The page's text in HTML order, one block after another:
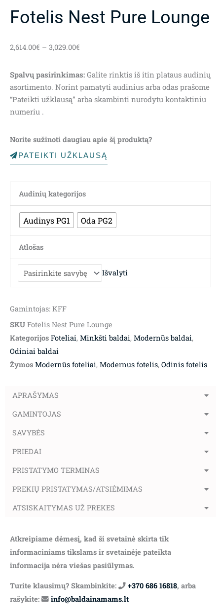
Fotelis Nest Pure Lounge
2,614.00€ – 3,029.00€
through
3,029.00€
Spalvų pasirinkimas: Galite rinktis iš itin plataus audinių
asortimento. Norint pamatyti audinius arba odas prašome
“Pateikti užklausą” arba skambinti nurodytu kontaktiniu
numeriu .
Norite sužinoti daugiau apie šį produktą?
PATEIKTI UŽKLAUSĄ
Audinių kategorijos
Audinys PG1 Oda PG2
Atlošas
Išvalyti
Gamintojas: KFF
SKU Fotelis Nest Pure Lounge
Kategorijos Foteliai, Minkšti baldai, Modernūs baldai,
Odiniai baldai
Žymos Modernūs foteliai, Modernus fotelis, Odinis fotelis
APRAŠYMAS
GAMINTOJAS
SAVYBĖS
PRIEDAI
PRISTATYMO TERMINAS
PREKIŲ PRISTATYMAS/ATSIĖMIMAS
ATSISKAITYMAS UŽ PREKES
Atkreipiame dėmesį, kad ši svetainė skirta tik
informaciniams tikslams ir svetainėje pateikta
informacija nėra viešas pasiūlymas.
Turite klausimų? Skambinkite: +370 686 16818, arba
rašykite:
info@baldainamams.lt